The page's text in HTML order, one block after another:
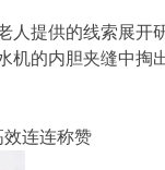
人提供的线索展开
机的内胆夹缝中掏
连连称赞